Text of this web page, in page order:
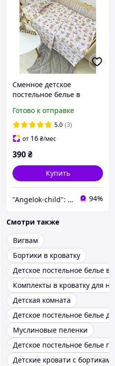
Сменное детское
постельное белье в
постельного в кроватку
Angelok-Child
Готово к отправке
5.0 (3)
от 16₴/мес
390₴
Купить
"Angelok-child": Интернет-магазин детских товаров. Зимние комбинезоны. Зимние конверты в коляску 94%
Смотри также
Вигвам
Бортики в кроватку
Детское постельное белье в
Комплекты в кроватку для
Детская комната
Детское постельное белье
Муслиновые пеленки
Детское постельное белье
Детские кровати с бортиками